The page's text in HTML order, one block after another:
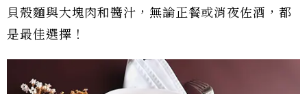
貝殼麵與大塊肉和醬汁，無論正餐或消夜佐酒，都
是最佳選擇！